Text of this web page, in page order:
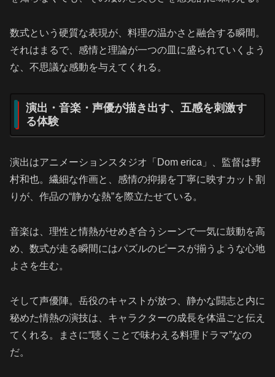
数式という硬質な表現が、料理の温かさと融合する瞬間。
それはまるで、感情と理論が一つの皿に盛られていくよう
な、不思議な感動を与えてくれる。
演出・音楽・声優が描き出す、五感を刺激す
る体験
演出はアニメーションスタジオ「Dom erica」、監督は野
村和也。繊細な作画と、感情の抑揚を丁寧に映すカット割
りが、作品の“静かな熱”を際立たせている。
音楽は、理性と情熱がせめぎ合うシーンで一気に鼓動を高
め、数式が走る瞬間にはパズルのピースが揃うような心地
よさを生む。
そして声優陣。岳役のキャストが放つ、静かな闘志と内に
秘めた情熱の演技は、キャラクターの成長を体温ごと伝え
てくれる。まさに“聴くことで味わえる料理ドラマ”なの
だ。